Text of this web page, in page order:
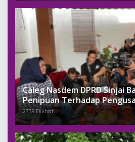
Caleg Nasdem DPRD Sinjai
Penipuan Terhadap
2739 Dilihat